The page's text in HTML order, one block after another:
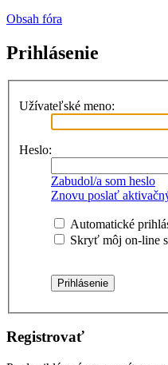
Obsah fóra
Prihlásenie
Užívateľské meno:
Heslo:
Zabudol/a som heslo
Znovu poslať
Automatické
Skryť môj on-line
Registrovať